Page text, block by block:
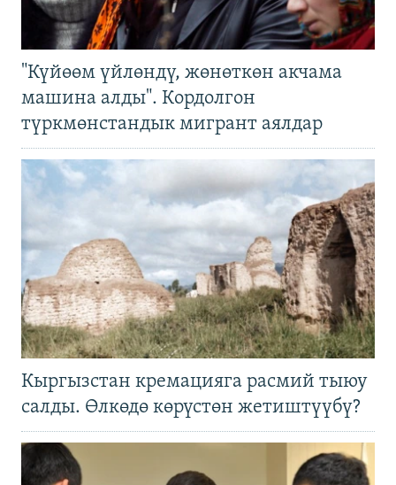
"Күйөөм үйлөндү, жөнөткөн акчама
машина алды". Кордолгон
түркмөнстандык мигрант аялдар
Кыргызстан кремацияга расмий тыюу
салды. Өлкөдө көрүстөн жетиштүүбү?